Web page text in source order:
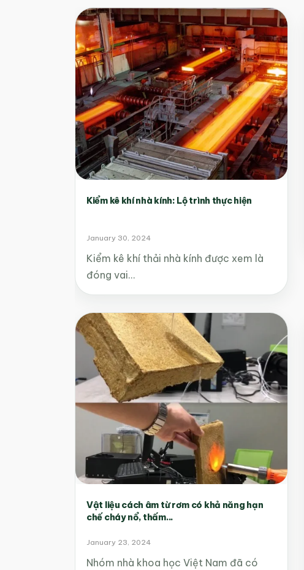
Kiểm kê khí nhà kính: Lộ trình thực hiện
January 30, 2024
Kiểm kê khí thải nhà kính được xem là
đóng vai…
Vật liệu cách âm từ rơm có khả năng hạn
chế cháy nổ, thấm...
January 23, 2024
Nhóm nhà khoa học Việt Nam đã có